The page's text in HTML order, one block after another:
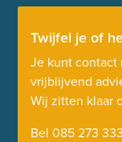
Twijfel je of
Je kunt contact
vrijblijvend
Wij zitten klaar
Bel 085 273